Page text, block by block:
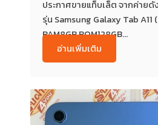
ประกาศขายแท็บเล็ต จากค่าย
รุ่น Samsung Galaxy Tab A11
RAM8GB ROM128GB...
อ่านเพิ่มเติม